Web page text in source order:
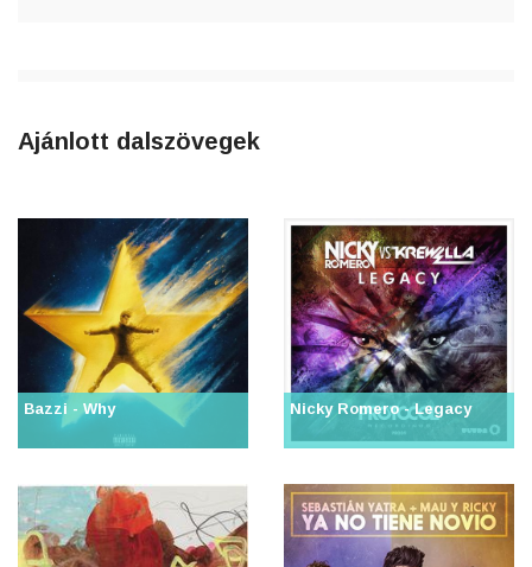
Ajánlott dalszövegek
Bazzi - Why Nicky Romero - Legacy